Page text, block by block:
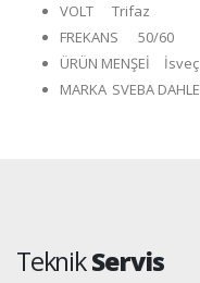
VOLT
Trifaz
FREKANS
50/60
ÜRÜN MENŞEİ
İsveç
MARKA SVEBA
TeknikServis